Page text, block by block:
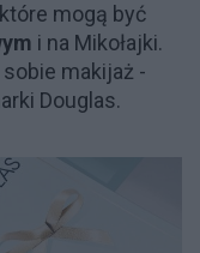
mogą być
i na Mikołajki.
makijaż -
Douglas.